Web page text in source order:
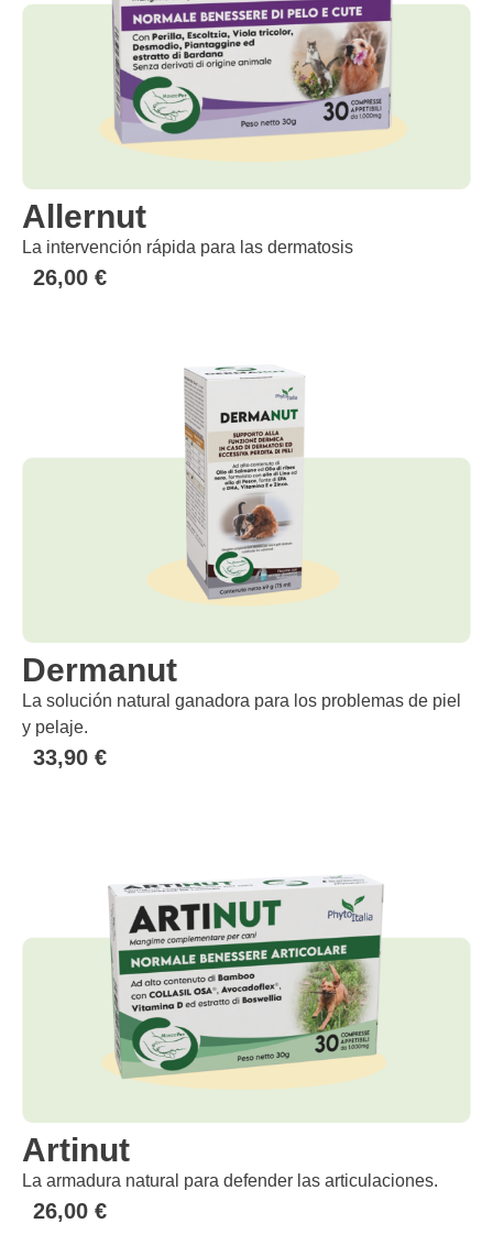
Allernut
La intervención rápida para las dermatosis
26,00 €
Dermanut
La solución natural ganadora para los problemas de piel
y pelaje.
33,90 €
Artinut
La armadura natural para defender las articulaciones.
26,00 €